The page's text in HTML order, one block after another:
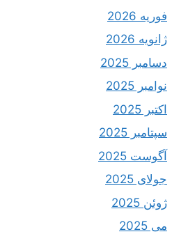
فوریه 2026
ژانویه 2026
دسامبر 2025
نوامبر 2025
اکتبر 2025
سپتامبر 2025
آگوست 2025
جولای 2025
ژوئن 2025
می 2025